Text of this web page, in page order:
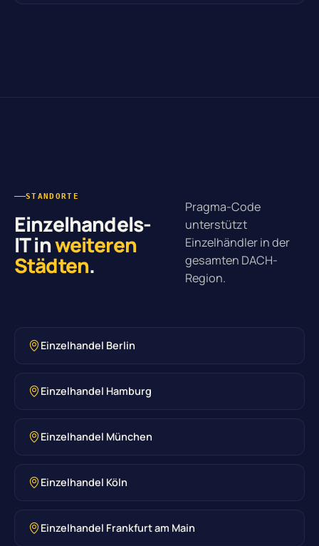
STANDORTE
Einzelhandels-
IT inweiteren
Städten.
Pragma-Code
unterstützt
Einzelhändler in der
gesamten DACH-
Region.
Einzelhandel Berlin
Einzelhandel Hamburg
Einzelhandel München
Einzelhandel Köln
Einzelhandel Frankfurt am Main